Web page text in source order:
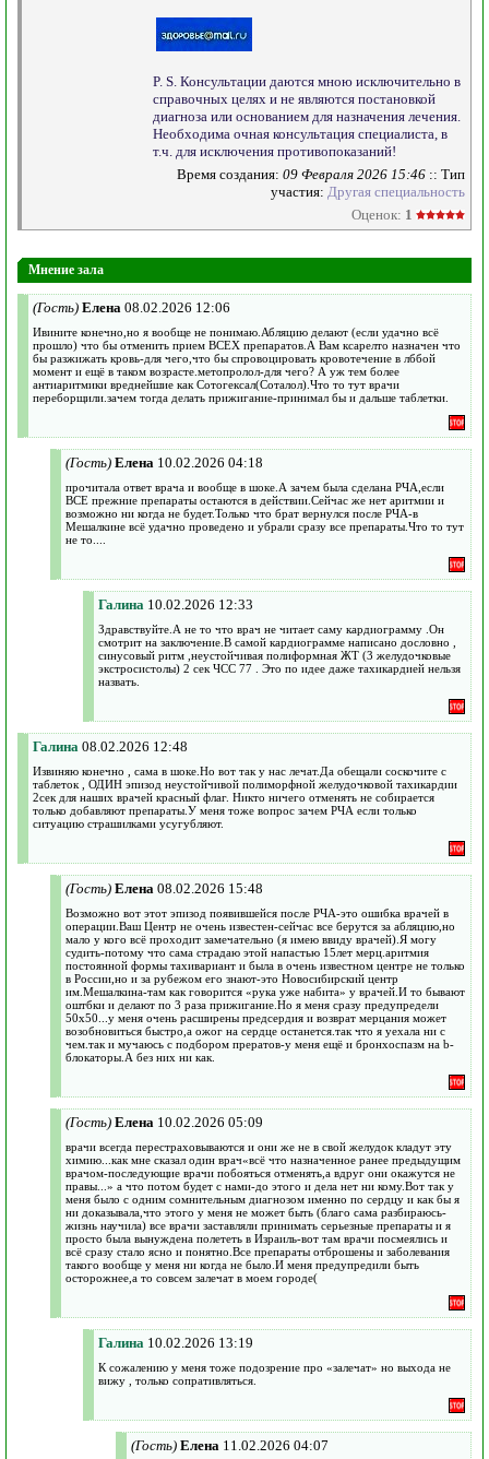
P. S. Консультации даются мною исключительно в
справочных целях и не являются постановкой
диагноза или основанием для назначения лечения.
Необходима очная консультация специалиста, в
т.ч. для исключения противопоказаний!
Время создания: 09 Февраля 2026 15:46 :: Тип
участия: Другая специальность
Оценок: 1
Мнение зала
(Гость) Елена 08.02.2026 12:06
Ивините конечно,но я вообще не понимаю.Абляцию делают (если удачно всё
прошло) что бы отменить прием ВСЕХ препаратов.А Вам ксарелто назначен что
бы разжижать кровь-для чего,что бы спровоцировать кровотечение в лббой
момент и ещё в таком возрасте.метопролол-для чего? А уж тем более
антиаритмики вреднейшие как Сотогексал(Соталол).Что то тут врачи
переборщили.зачем тогда делать прижигание-принимал бы и дальше таблетки.
(Гость) Елена 10.02.2026 04:18
прочитала ответ врача и вообще в шоке.А зачем была сделана РЧА,если
ВСЕ прежние препараты остаются в действии.Сейчас же нет аритмии и
возможно ни когда не будет.Только что брат вернулся после РЧА-в
Мешалкине всё удачно проведено и убрали сразу все препараты.Что то тут
не то....
Галина 10.02.2026 12:33
Здравствуйте.А не то что врач не читает саму кардиограмму .Он
смотрит на заключение.В самой кардиограмме написано дословно ,
синусовый ритм ,неустойчивая полиформная ЖТ (3 желудочковые
экстросистолы) 2 сек ЧСС 77 . Это по идее даже тахикардией нельзя
назвать.
Галина 08.02.2026 12:48
Извиняю конечно , сама в шоке.Но вот так у нас лечат.Да обещали соскочите с
таблеток , ОДИН эпизод неустойчивой полиморфной желудочковой тахикардии
2сек для наших врачей красный флаг. Никто ничего отменять не собирается
только добавляют препараты.У меня тоже вопрос зачем РЧА если только
ситуацию страшилками усугубляют.
(Гость) Елена 08.02.2026 15:48
Возможно вот этот эпизод появившейся после РЧА-это ошибка врачей в
операции.Ваш Центр не очень известен-сейчас все берутся за абляцию,но
мало у кого всё проходит замечательно (я имею ввиду врачей).Я могу
судить-потому что сама страдаю этой напастью 15лет мерц.аритмия
постоянной формы тахивариант и была в очень известном центре не только
в России,но и за рубежом его знают-это Новосибирский центр
им.Мешалкина-там как говорится «рука уже набита» у врачей.И то бывают
оштбки и делают по 3 раза прижигание.Но я меня сразу предупредели
50х50...у меня очень расширены предсердия и возврат мерцания может
возобновиться быстро,а ожог на сердце останется.так что я уехала ни с
чем.так и мучаюсь с подбором прератов-у меня ещё и бронхоспазм на b-
блокаторы.А без них ни как.
(Гость) Елена 10.02.2026 05:09
врачи всегда перестраховываются и они же не в свой желудок кладут эту
химию...как мне сказал один врач«всё что назначенное ранее предыдущим
врачом-последующие врачи побояться отменять,а вдруг они окажутся не
правы...» а что потом будет с нами-до этого и дела нет ни кому.Вот так у
меня было с одним сомнительным диагнозом именно по сердцу и как бы я
ни доказывала,что этого у меня не может быть (благо сама разбираюсь-
жизнь научила) все врачи заставляли принимать серьезные препараты и я
просто была вынуждена полететь в Израиль-вот там врачи посмеялись и
всё сразу стало ясно и понятно.Все препараты отброшены и заболевания
такого вообще у меня ни когда не было.И меня предупредили быть
осторожнее,а то совсем залечат в моем городе(
Галина 10.02.2026 13:19
К сожалению у меня тоже подозрение про «залечат» но выхода не
вижу , только сопративляться.
(Гость) Елена 11.02.2026 04:07